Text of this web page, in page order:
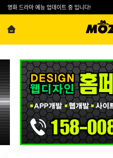
영화 드라마 예능 업데이트 중 입니다!